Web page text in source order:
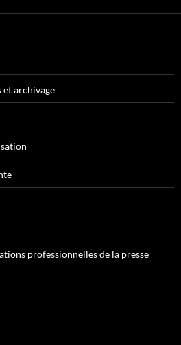
et archivage
professionnelles de la presse